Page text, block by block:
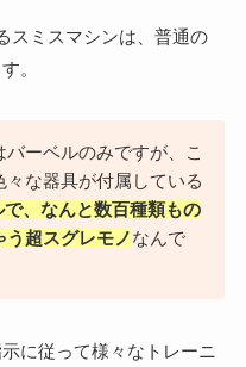
スミスマシンは、普通の
。
ーベルのみですが、こ
な器具が付属している
、なんと数百種類もの
う超スグレモノなんで
に従って様々なトレーニ